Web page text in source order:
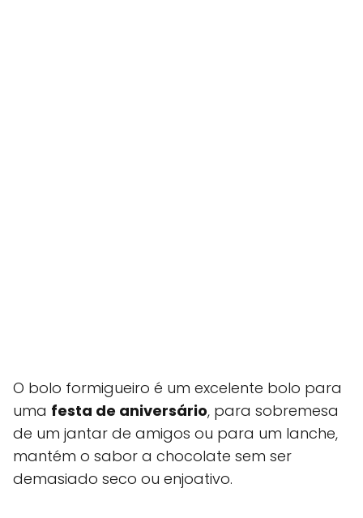
O bolo formigueiro é um excelente bolo para
uma festa de aniversário, para sobremesa
de um jantar de amigos ou para um lanche,
mantém o sabor a chocolate sem ser
demasiado seco ou enjoativo.